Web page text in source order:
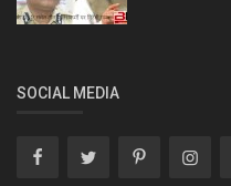
SOCIAL MEDIA